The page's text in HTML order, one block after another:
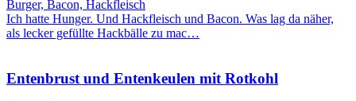
Burger, Bacon, Hackfleisch
Ich hatte Hunger. Und Hackfleisch und Bacon. Was lag da näher,
als lecker gefüllte Hackbälle zu mac…
Entenbrust und Entenkeulen mit Rotkohl